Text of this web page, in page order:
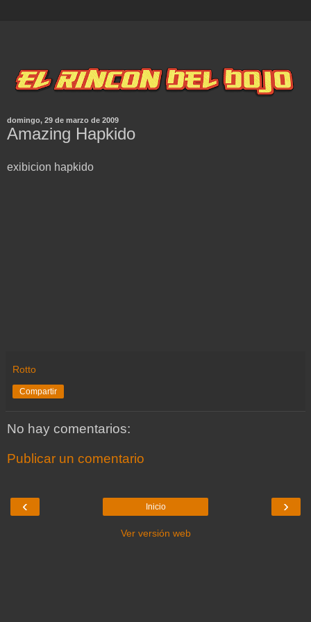
domingo, 29 de marzo de 2009
Amazing Hapkido
exibicion hapkido
Rotto
Compartir
No hay comentarios:
Publicar un comentario
‹ ›
Inicio
Ver versión web